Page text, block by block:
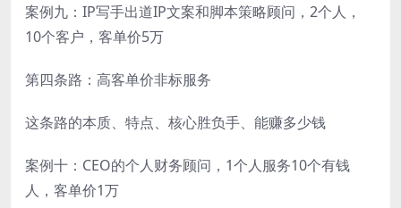
案例九：IP写手出道IP文案和脚本策略顾问，2个人，
10个客户，客单价5万
第四条路：高客单价非标服务
这条路的本质、特点、核心胜负手、能赚多少钱
案例十：CEO的个人财务顾问，1个人服务10个有钱
人，客单价1万